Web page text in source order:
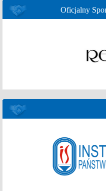
Oficjalny